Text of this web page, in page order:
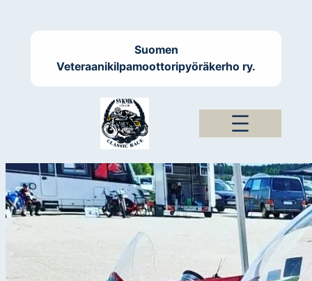
sisältöön
Suomen
Veteraanikilpamoottoripyöräkerho ry.